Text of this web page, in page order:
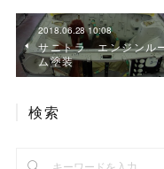
2018.06.28 10:08
サニトラ エンジンル
ム塗装
検索